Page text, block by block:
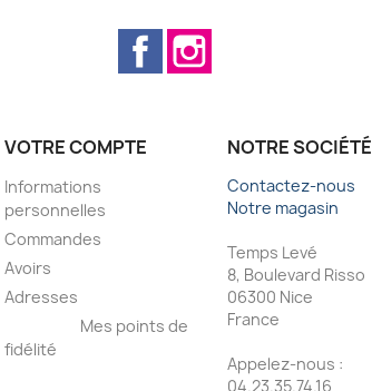
Facebook
VOTRE COMPTE
Informations
personnelles
Commandes
Avoirs
Adresses
Mes points de
fidélité
NOTRE SOCIÉTÉ
Contactez-nous
Notre magasin
Temps Levé
8, Boulevard Risso
06300 Nice
France
Appelez-nous :
04.23.35.74.16